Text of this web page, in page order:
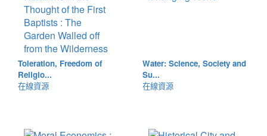
Toleration, Freedom of
Religio...
在線資源
Water: Science, Society and
Su...
在線資源